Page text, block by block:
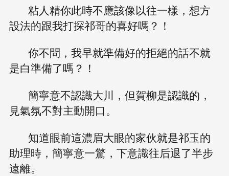
粘人精你此時不應該像以往一樣，想方
設法的跟我打探祁哥的喜好嗎？！
你不問，我早就準備好的拒絕的話不就
是白準備了嗎？！
簡寧意不認識大川，但賀柳是認識的，
見氣氛不對主動開口。
知道眼前這濃眉大眼的家伙就是祁玉的
助理時，簡寧意一驚，下意識往后退了半步
遠離。